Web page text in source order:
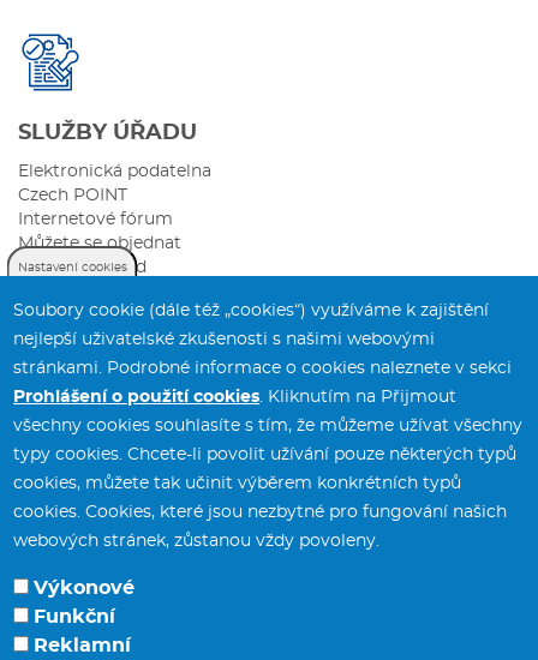
SLUŽBY ÚŘADU
Elektronická podatelna
Czech POINT
Internetové fórum
Můžete se objednat
Sazebník úhrad
Městský úřad Svitavy
T. G. Masaryka 5/35
568 02 Svitavy
tel.: 461 550 211
fax:461 532 141
Nastavení cookies
Soubory cookie (dále též „cookies“) využíváme k zajištění
nejlepší uživatelské zkušenosti s našimi webovými
stránkami. Podrobné informace o cookies naleznete v sekci
Prohlášení o použití cookies. Kliknutím na Přijmout
všechny cookies souhlasíte s tím, že můžeme užívat všechny
typy cookies. Chcete-li povolit užívání pouze některých typů
cookies, můžete tak učinit výběrem konkrétních typů
cookies. Cookies, které jsou nezbytné pro fungování našich
webových stránek, zůstanou vždy povoleny.
Výkonové
Funkční
Reklamní